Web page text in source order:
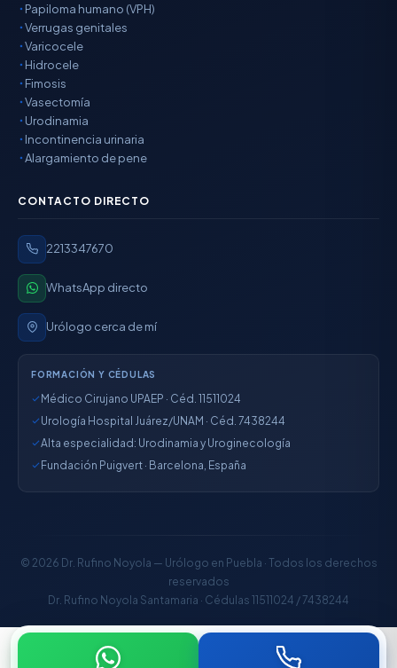
Agendar consulta
Papiloma humano (VPH)
Verrugas genitales
Varicocele
Hidrocele
Fimosis
Vasectomía
Urodinamia
Incontinencia urinaria
Alargamiento de pene
CONTACTO DIRECTO
2213347670
WhatsApp directo
Urólogo cerca de mí
FORMACIÓN Y CÉDULAS
Médico Cirujano UPAEP · Céd. 11511024
Urología Hospital Juárez/UNAM · Céd. 7438244
Alta especialidad: Urodinamia y Uroginecología
Fundación Puigvert · Barcelona, España
© 2026 Dr. Rufino Noyola — Urólogo en Puebla · Todos los derechos
reservados
Dr. Rufino Noyola Santamaria · Cédulas 11511024 / 7438244